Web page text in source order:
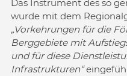
Das Instrument des so
wurde mit dem
„Vorkehrungen für die
Berggebiete mit
und für diese
Infrastrukturen“